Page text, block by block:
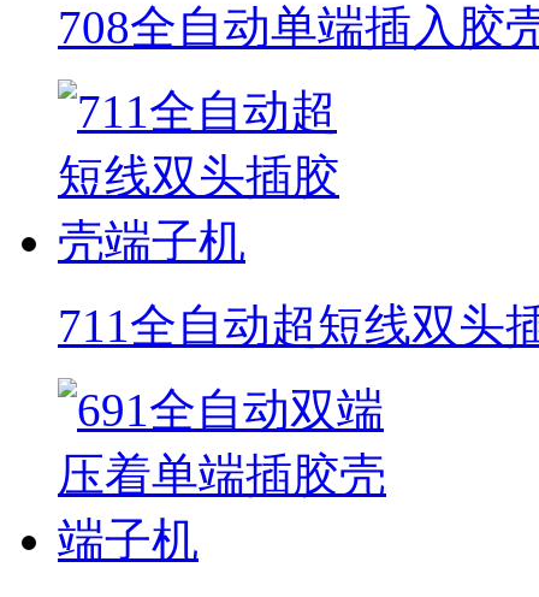
708全自动单端插入胶
711全自动超短线双头